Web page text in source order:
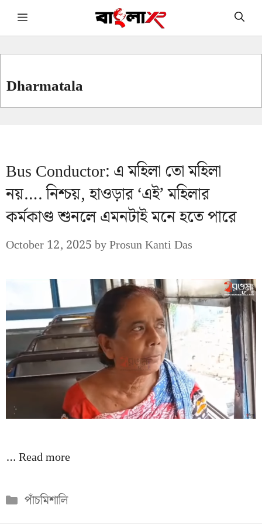
Skip Menu
Dharmatala
Bus Conductor: এ মহিলা তো মহিলা
নয়…. নিশ্চয়, হাওড়ার ‘এই’ মহিলার
কর্মকাণ্ড শুনলে এমনটাই মনে হতে পারে
October 12, 2025byProsun Kanti Das
…Read more
Categories
পাঁচমিশালি